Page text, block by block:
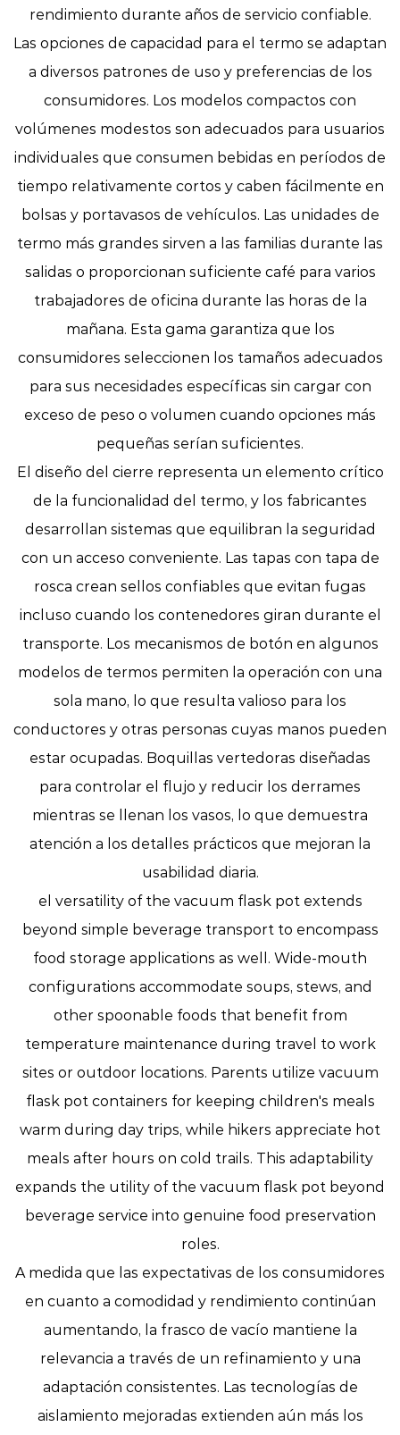
rendimiento durante años de servicio confiable.
Las opciones de capacidad para el termo se adaptan
a diversos patrones de uso y preferencias de los
consumidores. Los modelos compactos con
volúmenes modestos son adecuados para usuarios
individuales que consumen bebidas en períodos de
tiempo relativamente cortos y caben fácilmente en
bolsas y portavasos de vehículos. Las unidades de
termo más grandes sirven a las familias durante las
salidas o proporcionan suficiente café para varios
trabajadores de oficina durante las horas de la
mañana. Esta gama garantiza que los
consumidores seleccionen los tamaños adecuados
para sus necesidades específicas sin cargar con
exceso de peso o volumen cuando opciones más
pequeñas serían suficientes.
El diseño del cierre representa un elemento crítico
de la funcionalidad del termo, y los fabricantes
desarrollan sistemas que equilibran la seguridad
con un acceso conveniente. Las tapas con tapa de
rosca crean sellos confiables que evitan fugas
incluso cuando los contenedores giran durante el
transporte. Los mecanismos de botón en algunos
modelos de termos permiten la operación con una
sola mano, lo que resulta valioso para los
conductores y otras personas cuyas manos pueden
estar ocupadas. Boquillas vertedoras diseñadas
para controlar el flujo y reducir los derrames
mientras se llenan los vasos, lo que demuestra
atención a los detalles prácticos que mejoran la
usabilidad diaria.
el versatility of the vacuum flask pot extends
beyond simple beverage transport to encompass
food storage applications as well. Wide-mouth
configurations accommodate soups, stews, and
other spoonable foods that benefit from
temperature maintenance during travel to work
sites or outdoor locations. Parents utilize vacuum
flask pot containers for keeping children's meals
warm during day trips, while hikers appreciate hot
meals after hours on cold trails. This adaptability
expands the utility of the vacuum flask pot beyond
beverage service into genuine food preservation
roles.
A medida que las expectativas de los consumidores
en cuanto a comodidad y rendimiento continúan
aumentando, la frasco de vacío mantiene la
relevancia a través de un refinamiento y una
adaptación consistentes. Las tecnologías de
aislamiento mejoradas extienden aún más los